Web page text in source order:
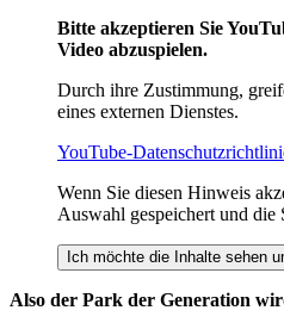
Bitte akzeptieren Sie
Video abzuspielen.
Durch ihre Zustimmung,
eines externen Dienstes.
YouTube-
Wenn Sie diesen Hinweis
Auswahl gespeichert und die
Ich möchte die Inhalte sehen
Also der Park der Generation